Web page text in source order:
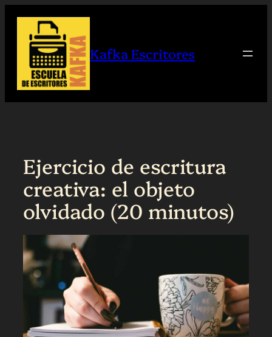
contenido
Kafka Escritores
Ejercicio de escritura
creativa: el objeto
olvidado (20 minutos)